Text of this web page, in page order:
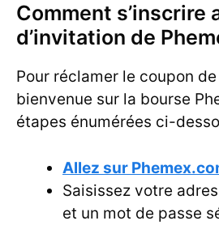
Comment s’inscrire
d’invitation de
Pour réclamer le coupon
bienvenue sur la bourse
étapes énumérées ci-
Allez sur
Saisissez votre
et un mot de passe